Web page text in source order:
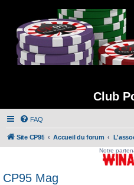
Club
FAQ
Site CP95 Accueil du forum
Notre
CP95 Mag